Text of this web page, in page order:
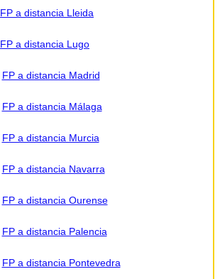
FP a distancia Lleida
FP a distancia Lugo
FP a distancia Madrid
FP a distancia Málaga
FP a distancia Murcia
FP a distancia Navarra
FP a distancia Ourense
FP a distancia Palencia
FP a distancia Pontevedra